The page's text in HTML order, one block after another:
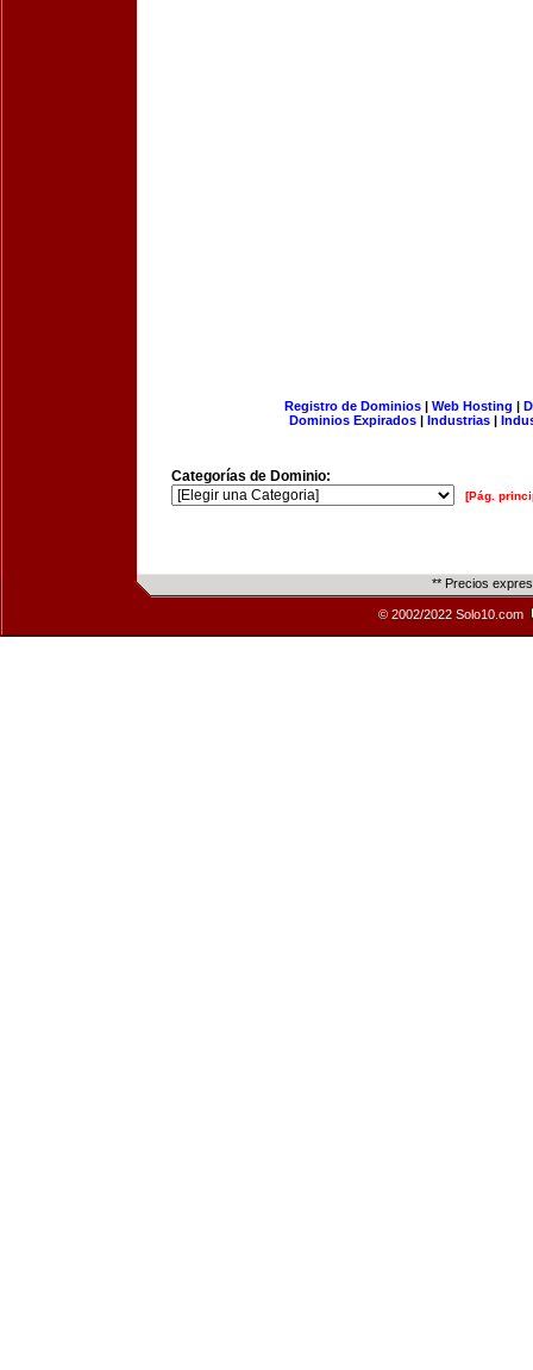
Registro de Dominios| Web Hosting |
Dominios Expirados | Industrias |
Categorías de Dominio:
[Pág.
** Precios
© 2002/2022 Solo10.com